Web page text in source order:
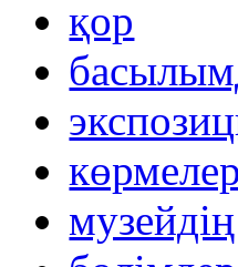
қор
көрмелер